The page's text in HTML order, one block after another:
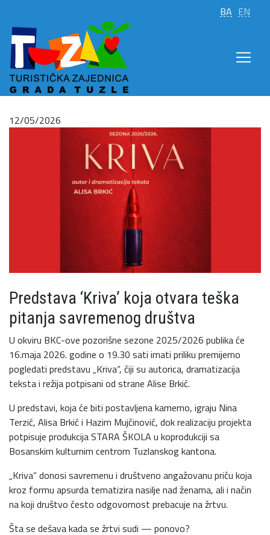
BA EN
12/05/2026
Predstava ‘Kriva’ koja otvara teška
pitanja savremenog društva
U okviru BKC-ove pozorišne sezone 2025/2026 publika će
16.maja 2026. godine o 19.30 sati imati priliku premijerno
pogledati predstavu „Kriva“, čiji su autorica, dramatizacija
teksta i režija potpisani od strane Alise Brkić.
U predstavi, koja će biti postavljena kamerno, igraju Nina
Terzić, Alisa Brkić i Hazim Mujčinović, dok realizaciju projekta
potpisuje produkcija STARA ŠKOLA u koprodukciji sa
Bosanskim kulturnim centrom Tuzlanskog kantona.
„Kriva“ donosi savremenu i društveno angažovanu priču koja
kroz formu apsurda tematizira nasilje nad ženama, ali i način
na koji društvo često odgovornost prebacuje na žrtvu.
Šta se dešava kada se žrtvi sudi — ponovo?